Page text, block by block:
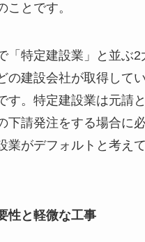
ことです。
「特定建設業」と並ぶ2
の建設会社が取得して
す。特定建設業は元請
下請発注をする場合に
業がデフォルトと考え
性と軽微な工事